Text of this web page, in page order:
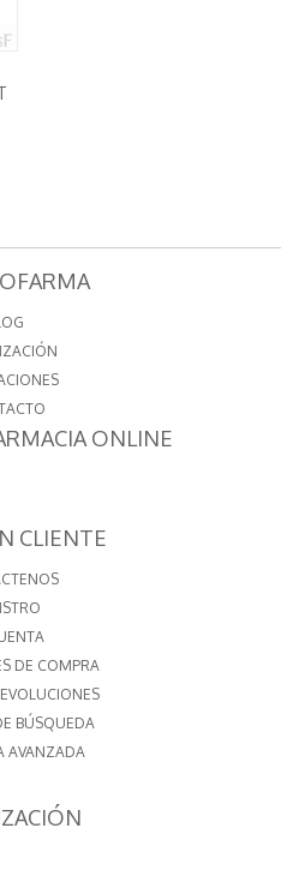
ONLINE
CLIENTE
DE COMPRA
BÚSQUEDA
AVANZADA